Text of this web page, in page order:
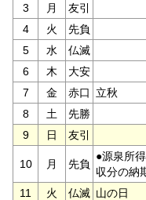
3
月
友引
4
火
先負
5
水
仏滅
6
木
大安
7
金 赤口
立秋
8
土
先勝
9
日 友引
10 月 先負
●源泉所
収分の納
11
火 仏滅 山の日